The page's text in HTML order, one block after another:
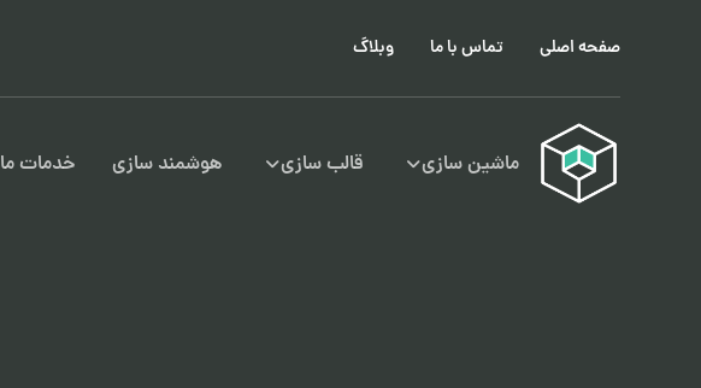
صفحه اصلی تماس با ما وبلاگ
ماشین سازی قالب سازی هوشمند سازی خدمات ما